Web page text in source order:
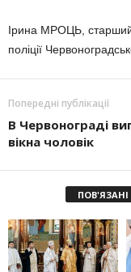
Ірина МРОЦЬ, старший
поліції
Попередні публікації
В Червонограді
вікна чоловік
ПОВ'ЯЗАНІ